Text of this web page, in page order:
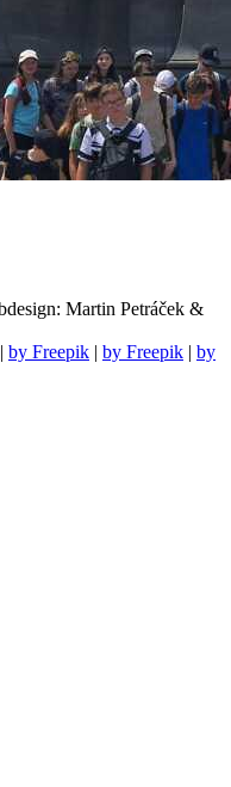
Martin Petráček &
| by Freepik | by Freepik | by